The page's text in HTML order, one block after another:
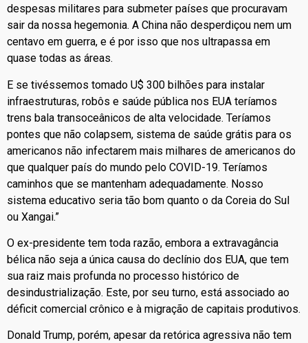
despesas militares para submeter países que procuravam
sair da nossa hegemonia. A China não desperdiçou nem um
centavo em guerra, e é por isso que nos ultrapassa em
quase todas as áreas.
E se tivéssemos tomado U$ 300 bilhões para instalar
infraestruturas, robôs e saúde pública nos EUA teríamos
trens bala transoceânicos de alta velocidade. Teríamos
pontes que não colapsem, sistema de saúde grátis para os
americanos não infectarem mais milhares de americanos do
que qualquer país do mundo pelo COVID-19. Teríamos
caminhos que se mantenham adequadamente. Nosso
sistema educativo seria tão bom quanto o da Coreia do Sul
ou Xangai.”
O ex-presidente tem toda razão, embora a extravagância
bélica não seja a única causa do declínio dos EUA, que tem
sua raiz mais profunda no processo histórico de
desindustrialização. Este, por seu turno, está associado ao
déficit comercial crônico e à migração de capitais produtivos.
Donald Trump, porém, apesar da retórica agressiva não tem